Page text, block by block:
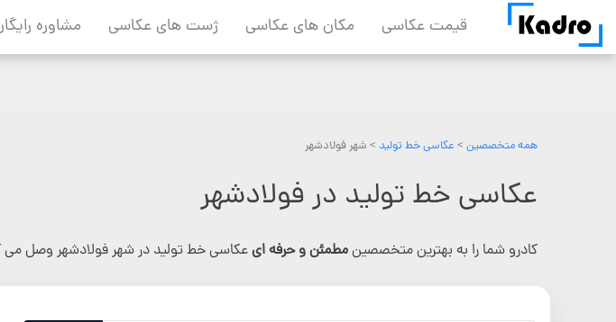
content
قیمت عکاسی مکان های عکاسی ژست های عکاسی مشاوره
همه متخصصین > عکاسی خط تولید > شهر فولادشهر
عکاسی خط تولید در فولادشهر
کادرو شما را به بهترین متخصصینمطمئن و حرفه ایعکاسی خط تولید در شهر فولادشهر وصل می